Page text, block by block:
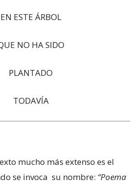
EN ESTE ÁRBOL
NO HA SIDO
PLANTADO
TODAVÍA
mucho más extenso es el
se invoca su nombre: “Poema